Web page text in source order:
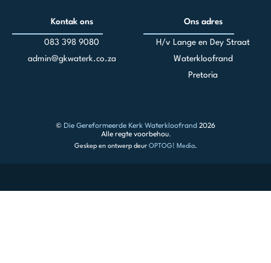
Kontak ons
083 398 9080
admin@gkwaterk.co.za
Ons adres
H/v Lange en Dey Straat
Waterkloofrand
Pretoria
© Die Gereformeerde Kerk Waterkloofrand 2026
Alle regte voorbehou.
Geskep en ontwerp deur OPTOG! Media.